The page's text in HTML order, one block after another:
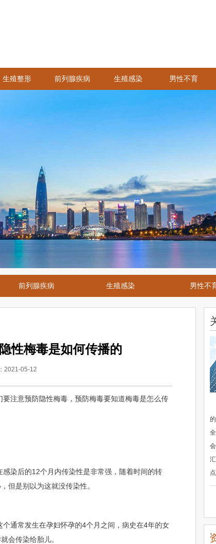
生殖整形 前列腺疾病 生殖感染 男性不育
前列腺疾病 生殖感染 男性不
性梅毒是如何传播的
2021-05-12
注意预防隐性梅毒，预防梅毒要知道梅毒是怎么传
染后的12个月内传染性是非常强，随着时间的转
但是别以为这就没传染性。
通常发生在孕妇怀孕的4个月之间，病史在4年的女
会传染给胎儿。